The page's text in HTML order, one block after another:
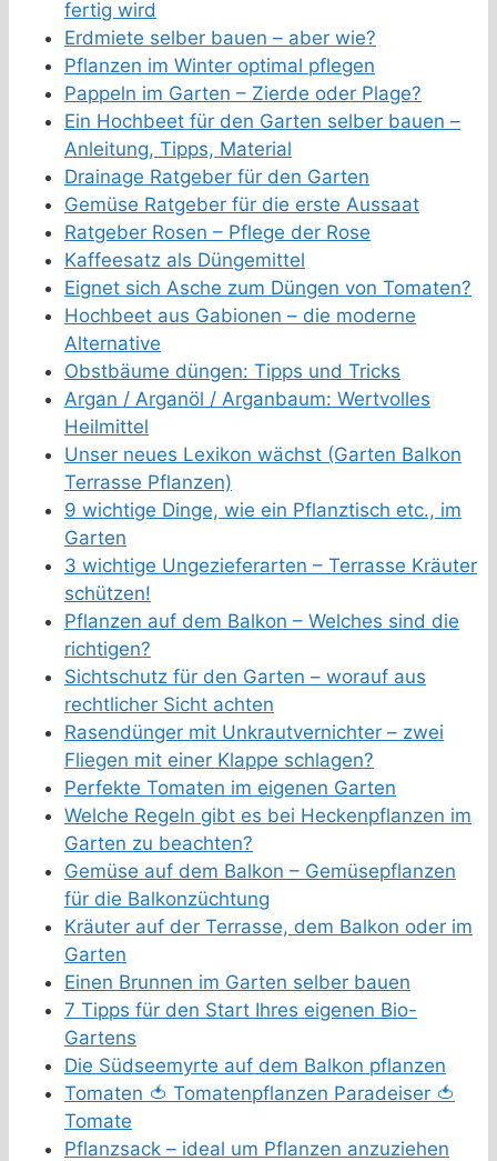
fertig wird
Erdmiete selber bauen – aber wie?
Pflanzen im Winter optimal pflegen
Pappeln im Garten – Zierde oder Plage?
Ein Hochbeet für den Garten selber bauen –
Anleitung, Tipps, Material
Drainage Ratgeber für den Garten
Gemüse Ratgeber für die erste Aussaat
Ratgeber Rosen – Pflege der Rose
Kaffeesatz als Düngemittel
Eignet sich Asche zum Düngen von Tomaten?
Hochbeet aus Gabionen – die moderne
Alternative
Obstbäume düngen: Tipps und Tricks
Argan / Arganöl / Arganbaum: Wertvolles
Heilmittel
Unser neues Lexikon wächst (Garten Balkon
Terrasse Pflanzen)
9 wichtige Dinge, wie ein Pflanztisch etc., im
Garten
3 wichtige Ungezieferarten – Terrasse Kräuter
schützen!
Pflanzen auf dem Balkon – Welches sind die
richtigen?
Sichtschutz für den Garten – worauf aus
rechtlicher Sicht achten
Rasendünger mit Unkrautvernichter – zwei
Fliegen mit einer Klappe schlagen?
Perfekte Tomaten im eigenen Garten
Welche Regeln gibt es bei Heckenpflanzen im
Garten zu beachten?
Gemüse auf dem Balkon – Gemüsepflanzen
für die Balkonzüchtung
Kräuter auf der Terrasse, dem Balkon oder im
Garten
Einen Brunnen im Garten selber bauen
7 Tipps für den Start Ihres eigenen Bio-
Gartens
Die Südseemyrte auf dem Balkon pflanzen
Tomaten 🍅 Tomatenpflanzen Paradeiser 🍅
Tomate
Pflanzsack – ideal um Pflanzen anzuziehen